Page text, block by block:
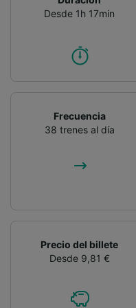
Desde 1h 17min
Frecuencia
38 trenes al día
Precio del billete
Desde 9,81 €
audiencia y